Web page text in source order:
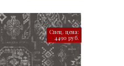
Спец. цена:
4490 руб.